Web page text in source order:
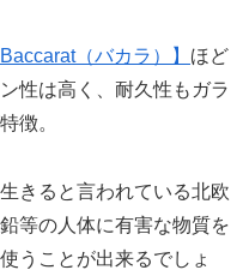
Baccarat（バカラ）】 ほど
性は高く、耐久性もガラ
徴。
きると言われている北欧
等の人体に有害な物質を
うことが出来るでしょ